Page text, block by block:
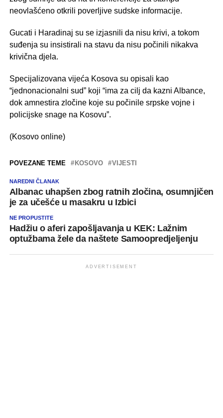
neovlašćeno otkrili poverljive sudske informacije.
Gucati i Haradinaj su se izjasnili da nisu krivi, a tokom
suđenja su insistirali na stavu da nisu počinili nikakva
krivična djela.
Specijalizovana vijeća Kosova su opisali kao
“jednonacionalni sud” koji “ima za cilj da kazni Albance,
dok amnestira zločine koje su počinile srpske vojne i
policijske snage na Kosovu”.
(Kosovo online)
POVEZANE TEME KOSOVO VIJESTI
NAREDNI ČLANAK
Albanac uhapšen zbog ratnih zločina, osumnjičen
je za učešće u masakru u Izbici
NE PROPUSTITE
Hadžiu o aferi zapošljavanja u KEK: Lažnim
optužbama žele da naštete Samoopredjeljenju
ADVERTISEMENT